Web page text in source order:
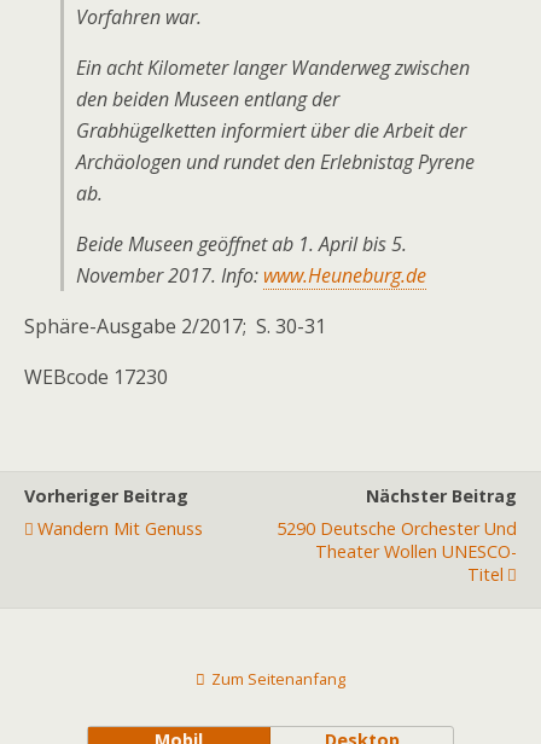
Vorfahren war.
Ein acht Kilometer langer Wanderweg zwischen
den beiden Museen entlang der
Grabhügelketten informiert über die Arbeit der
Archäologen und rundet den Erlebnistag Pyrene
ab.
Beide Museen geöffnet ab 1. April bis 5.
November 2017. Info: www.Heuneburg.de
Sphäre-Ausgabe 2/2017; S. 30-31
WEBcode 17230
Vorheriger Beitrag
Wandern Mit Genuss
Nächster Beitrag
5290 Deutsche Orchester Und
Theater Wollen UNESCO-
Titel
Zum Seitenanfang